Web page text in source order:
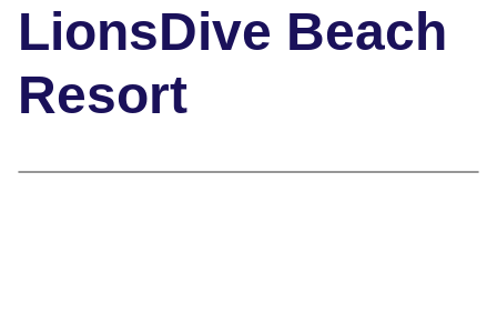
LionsDive Beach
Resort